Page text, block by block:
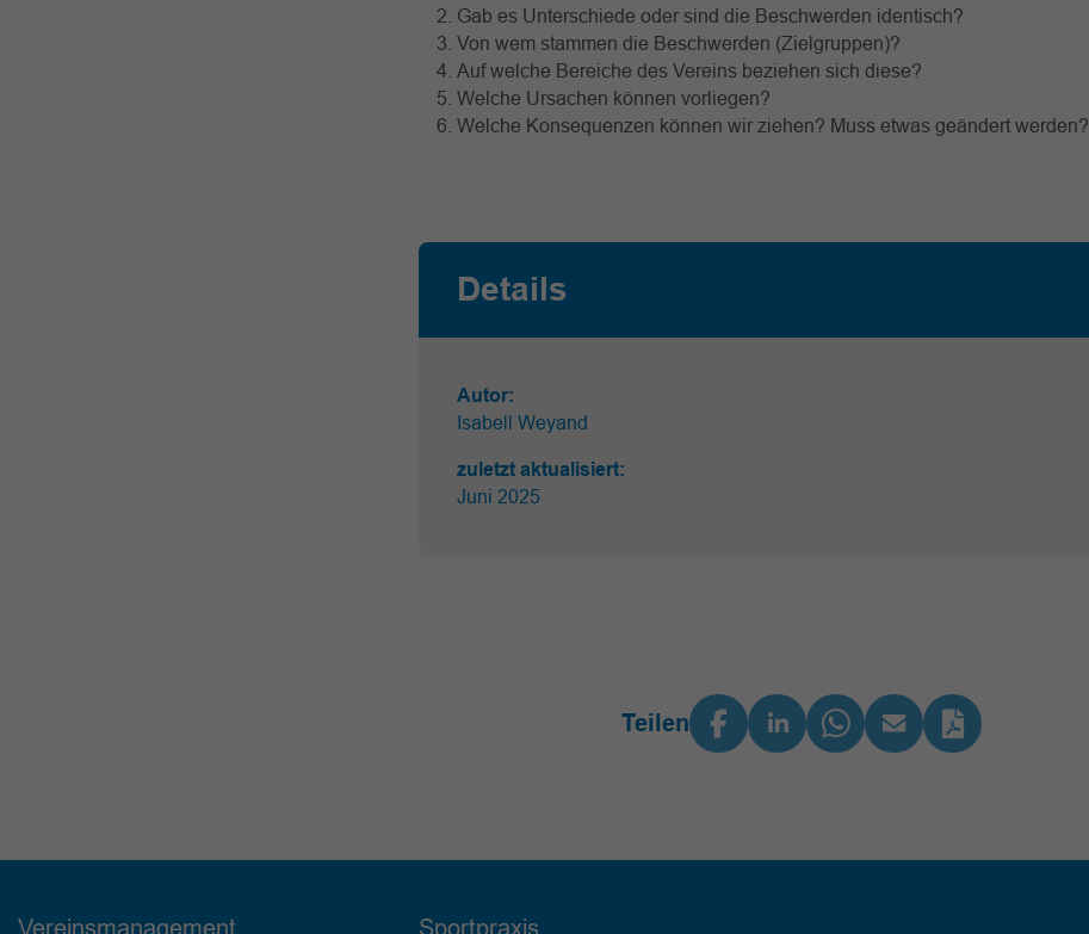
Gab es Unterschiede oder sind die Beschwerden identisch?
Von wem stammen die Beschwerden (Zielgruppen)?
Auf welche Bereiche des Vereins beziehen sich diese?
Welche Ursachen können vorliegen?
Welche Konsequenzen können wir ziehen? Muss etwas geändert werden?
Details
Autor:
Isabell Weyand
zuletzt aktualisiert:
Juni 2025
Teilen
Vereinsmanagement Sportpraxis